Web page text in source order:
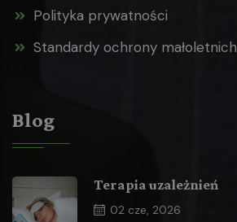
Polityka prywatności
Standardy ochrony małoletnich
Blog
Terapia uzależnień
02 cze, 2026